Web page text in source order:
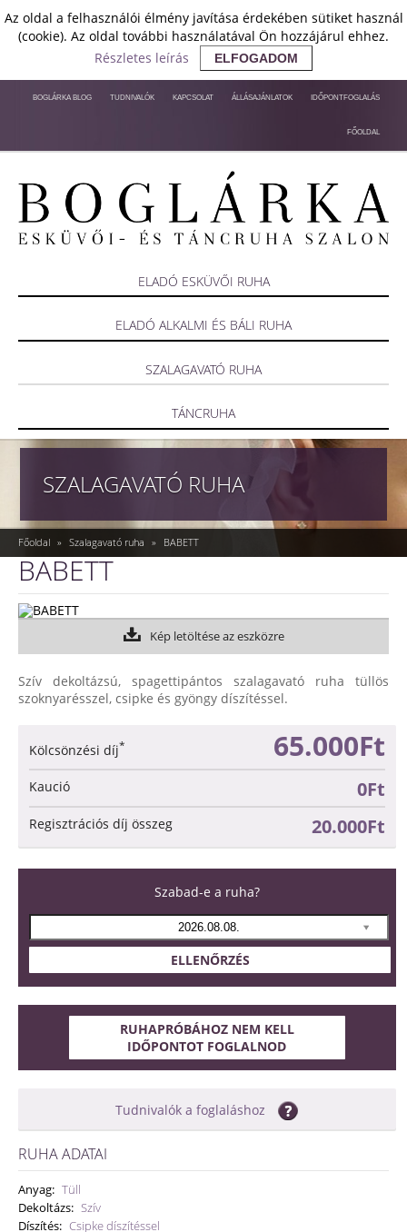
Az oldal a felhasználói élmény javítása érdekében sütiket használ
(cookie). Az oldal további használatával Ön hozzájárul ehhez.
Részletes leírás
ELFOGADOM
IDŐPONTFOGLALÁS
ÁLLÁSAJÁNLATOK
KAPCSOLAT
TUDNIVALÓK
BOGLÁRKA BLOG
FŐOLDAL
ELADÓ ESKÜVŐI RUHA
ELADÓ ALKALMI ÉS BÁLI RUHA
SZALAGAVATÓ RUHA
TÁNCRUHA
SZALAGAVATÓ RUHA
Főoldal » Szalagavató ruha » BABETT
BABETT
Kép letöltése az eszközre
Szív dekoltázsú, spagettipántos szalagavató ruha tüllös
szoknyarésszel, csipke és gyöngy díszítéssel.
Kölcsönzési díj* 65.000Ft
Kaució 0Ft
Regisztrációs díj összeg 20.000Ft
Szabad-e a ruha?
ELLENŐRZÉS
RUHAPRÓBÁHOZ NEM KELL
IDŐPONTOT FOGLALNOD
Tudnivalók a foglaláshoz
RUHA ADATAI
Anyag: Tüll
Dekoltázs: Szív
Díszítés: Csipke díszítéssel